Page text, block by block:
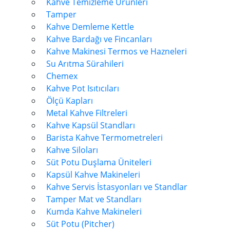
Tamper
Kahve Demleme Kettle
Kahve Bardağı ve Fincanları
Kahve Makinesi Termos ve Hazneleri
Su Arıtma Sürahileri
Chemex
Kahve Pot Isıtıcıları
Ölçü Kapları
Metal Kahve Filtreleri
Kahve Kapsül Standları
Barista Kahve Termometreleri
Kahve Siloları
Süt Potu Duşlama Üniteleri
Kapsül Kahve Makineleri
Kahve Servis İstasyonları ve Standlar
Tamper Mat ve Standları
Kumda Kahve Makineleri
Süt Potu (Pitcher)